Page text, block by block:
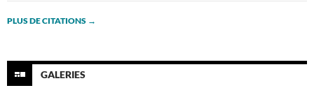
PLUS DE CITATIONS →
GALERIES